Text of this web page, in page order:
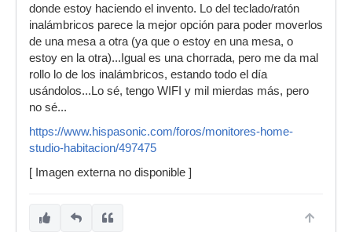
donde estoy haciendo el invento. Lo del teclado/ratón
inalámbricos parece la mejor opción para poder moverlos
de una mesa a otra (ya que o estoy en una mesa, o
estoy en la otra)...Igual es una chorrada, pero me da mal
rollo lo de los inalámbricos, estando todo el día
usándolos...Lo sé, tengo WIFI y mil mierdas más, pero
no sé...
https://www.hispasonic.com/foros/monitores-home-
studio-habitacion/497475
[ Imagen externa no disponible ]